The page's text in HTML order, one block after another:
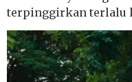
terpinggirkan terlalu